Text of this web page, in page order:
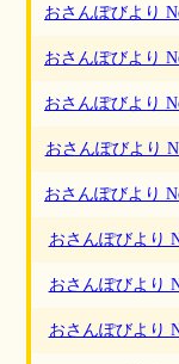
おさんぽびより
おさんぽびより
おさんぽびより
おさんぽびより
おさんぽびより
おさんぽびより
おさんぽびより
おさんぽびより